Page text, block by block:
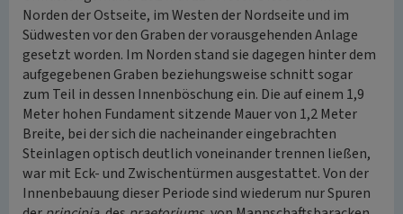
Norden der Ostseite, im Westen der Nordseite und im
Südwesten vor den Graben der vorausgehenden Anlage
gesetzt worden. Im Norden stand sie dagegen hinter dem
aufgegebenen Graben beziehungsweise schnitt sogar
zum Teil in dessen Innenböschung ein. Die auf einem 1,9
Meter hohen Fundament sitzende Mauer von 1,2 Meter
Breite, bei der sich die nacheinander eingebrachten
Steinlagen optisch deutlich voneinander trennen ließen,
war mit Eck- und Zwischentürmen ausgestattet. Von der
Innenbebauung dieser Periode sind wiederum nur Spuren